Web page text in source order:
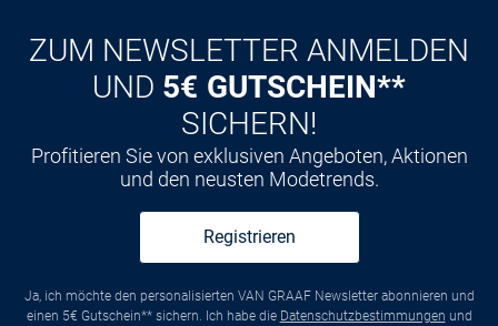
ZUM NEWSLETTER ANMELDEN
UND 5€ GUTSCHEIN**
SICHERN!
Profitieren Sie von exklusiven Angeboten, Aktionen
und den neusten Modetrends.
Registrieren
Ja, ich möchte den personalisierten VAN GRAAF Newsletter abonnieren und
einen 5€ Gutschein** sichern. Ich habe die Datenschutzbestimmungen und